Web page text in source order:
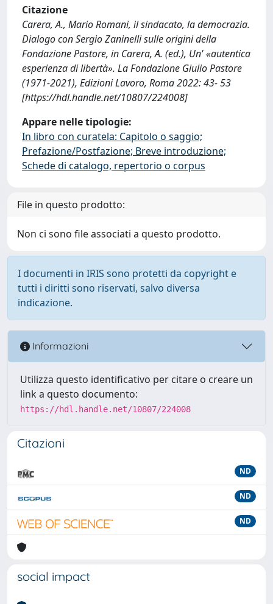
Citazione
Carera, A., Mario Romani, il sindacato, la democrazia.
Dialogo con Sergio Zaninelli sulle origini della
Fondazione Pastore, in Carera, A. (ed.), Un' «autentica
esperienza di libertà». La Fondazione Giulio Pastore
(1971-2021), Edizioni Lavoro, Roma 2022: 43- 53
[https://hdl.handle.net/10807/224008]
Appare nelle tipologie:
In libro con curatela: Capitolo o saggio;
Prefazione/Postfazione; Breve introduzione;
Schede di catalogo, repertorio o corpus
File in questo prodotto:
Non ci sono file associati a questo prodotto.
I documenti in IRIS sono protetti da copyright e
tutti i diritti sono riservati, salvo diversa
indicazione.
Informazioni
Utilizza questo identificativo per citare o creare un
link a questo documento:
https://hdl.handle.net/10807/224008
Citazioni
ND
ND
ND
social impact